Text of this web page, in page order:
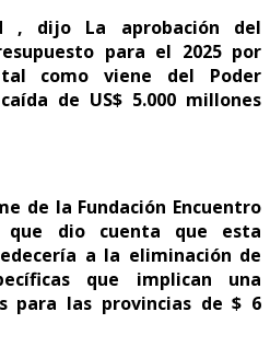
, dijo La aprobación del
para el 2025 por
como viene del Poder
de US$ 5.000 millones
de la Fundación Encuentro
que dio cuenta que esta
a la eliminación de
que implican una
para las provincias de $ 6